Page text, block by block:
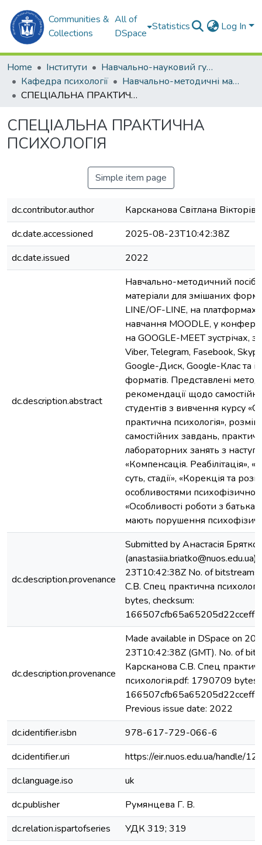
Communities &
Collections
All of
DSpace
Statistics Log In
Home Інститути
Навчально-науковий гуманітарний інститут (ННГІ)
Кафедра психології
Навчально-методичні матеріали. Кафедра психології
СПЕЦІАЛЬНА ПРАКТИЧНА ПСИХОЛОГІЯ
СПЕЦІАЛЬНА ПРАКТИЧНА
ПСИХОЛОГІЯ
Simple item page
dc.contributor.author
Карсканова Світлана
dc.date.accessioned
2025-08-23T10:42:38Z
dc.date.issued
2022
dc.description.abstract
Навчально-методичний
матеріали для змішаних форм
LINE/OF-LINE, на платформах
навчання MOODLE, у
на GOOGLE-MEET зустрічах,
Viber, Telegram, Fasebook,
Google-Диск, Google-Клас та
форматів. Представлені
рекомендації щодо
студентів з вивчення курсу
практична психологія»,
самостійних завдань,
лабораторних занять з
«Компенсація. Реабілітація»,
суть, стадії», «Корекція та
особливостями
«Особливості роботи з
мають порушення
dc.description.provenance
Submitted by Анастасія Брятко
23T10:42:38Z No. of
С.В. Спец практична
bytes, checksum:
dc.description.provenance
Made available in DSpace on
23T10:42:38Z (GMT). No. of
Карсканова С.В. Спец
психологія.pdf: 1790709 bytes,
Previous issue date: 2022
dc.identifier.isbn
978-617-729-066-6
dc.identifier.uri
https://eir.nuos.edu.ua/handle/
dc.language.iso
uk
dc.publisher
Румянцева Г. В.
dc.relation.ispartofseries
УДК 319; 319